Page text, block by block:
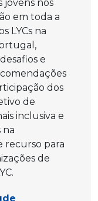
jovens nos
em toda a
LYCs na
e
dos
de
inclusiva e
na
recurso para
de